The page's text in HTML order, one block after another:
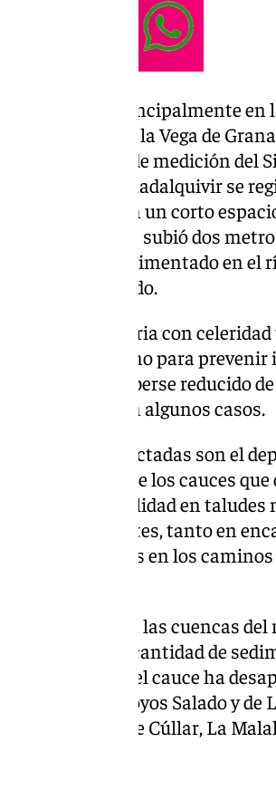
producido principalmente en
en la zona de la Vega de
en los puntos de medición del
del Guadalquivir se
y caudales en un corto
lámina de agua subió dos
de caudal experimentado en el
del arroyo Salado.
se hace necesaria con
afectado como para
intensas, al haberse reducido
de los cauces en algunos casos.
afecciones detectadas son el
puntos de los cauces
de estabilidad en taludes
muros existentes, tanto en
y daños en los
van a centrar en las cuencas
una gran cantidad de
río Baza, donde el cauce ha
en los arroyos Salado y
municipales de Cúllar, La